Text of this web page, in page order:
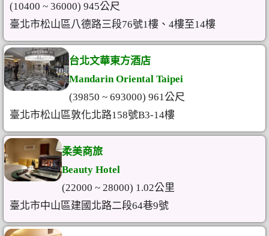
(10400 ~ 36000) 945公尺
臺北市松山區八德路三段76號1樓、4樓至14樓
台北文華東方酒店
Mandarin Oriental Taipei
(39850 ~ 693000) 961公尺
臺北市松山區敦化北路158號B3-14樓
柔美商旅
Beauty Hotel
(22000 ~ 28000) 1.02公里
臺北市中山區建國北路二段64巷9號